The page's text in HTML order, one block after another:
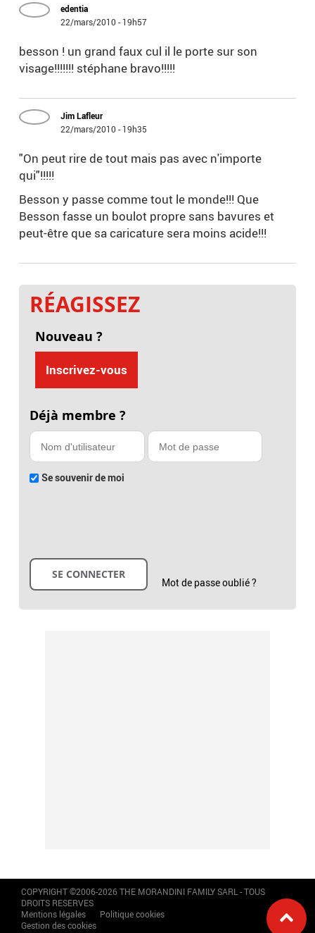
edentia
22/mars/2010 - 19h57
besson ! un grand faux cul il le porte sur son
visage!!!!!!! stéphane bravo!!!!!
Jim Lafleur
22/mars/2010 - 19h35
"On peut rire de tout mais pas avec n'importe
qui"!!!!!
Besson y passe comme tout le monde!!! Que
Besson fasse un boulot propre sans bavures et
peut-être que sa caricature sera moins acide!!!
RÉAGISSEZ
Nouveau ?
Inscrivez-vous
Déjà membre ?
Se souvenir de moi
Mot de passe oublié ?
COPYRIGHT ©2006-2026 THE MORANDINI FAMILY SARL - TOUS
DROITS RESERVES
Mentions légales
Politique cookies
Gestion des cookies